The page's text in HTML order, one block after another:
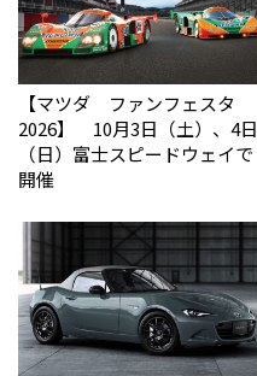
【マツダ ファンフェスタ
2026】 10月3日（土）、4日
（日）富士スピードウェイで
開催